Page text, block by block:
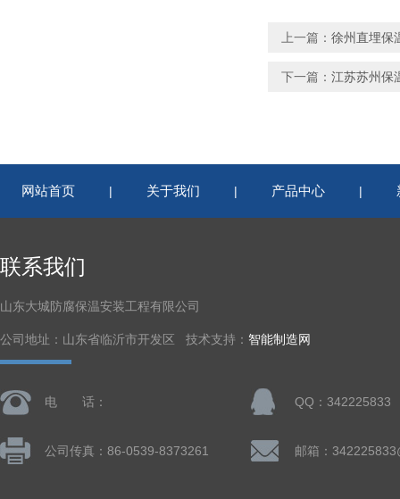
上一篇： 徐州直埋保
下一篇： 江苏苏州保
网站首页 | 关于我们 | 产品中心 |
联系我们
山东大城防腐保温安装工程有限公司
公司地址：山东省临沂市开发区 技术支持： 智能制造网
电 话： QQ：342225833
公司传真：86-0539-8373261 邮箱：